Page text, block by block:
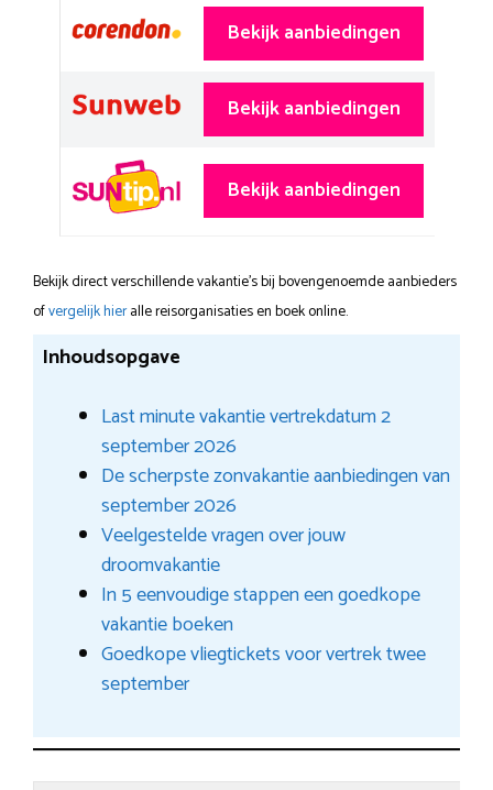
Bekijk aanbiedingen
Bekijk aanbiedingen
Bekijk aanbiedingen
Bekijk direct verschillende vakantie's bij bovengenoemde aanbieders
ofvergelijk hieralle reisorganisaties en boek online.
Inhoudsopgave
Last minute vakantie vertrekdatum 2
september 2026
De scherpste zonvakantie aanbiedingen van
september 2026
Veelgestelde vragen over jouw
droomvakantie
In 5 eenvoudige stappen een goedkope
vakantie boeken
Goedkope vliegtickets voor vertrek twee
september